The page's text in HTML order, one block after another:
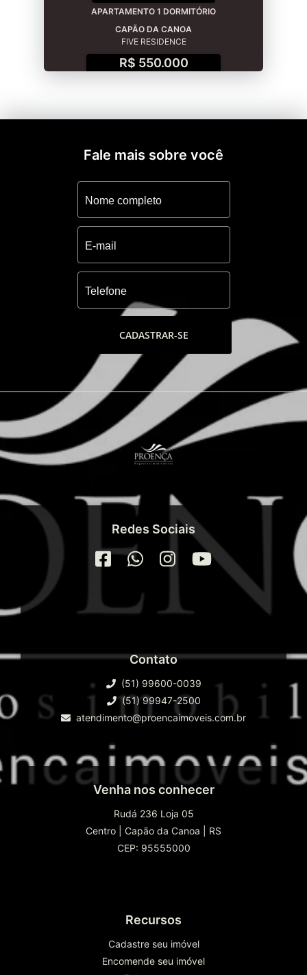
APARTAMENTO 1 DORMITÓRIO
CAPÃO DA CANOA
FIVE RESIDENCE
R$ 550.000
Fale mais sobre você
CADASTRAR-SE
Redes Sociais
Contato
(51) 99600-0039
(51) 99947-2500
atendimento@proencaimoveis.com.br
Venha nos conhecer
Rudá 236 Loja 05
Centro
Capão da Canoa
RS
CEP: 95555000
Recursos
Cadastre seu imóvel
Encomende seu imóvel